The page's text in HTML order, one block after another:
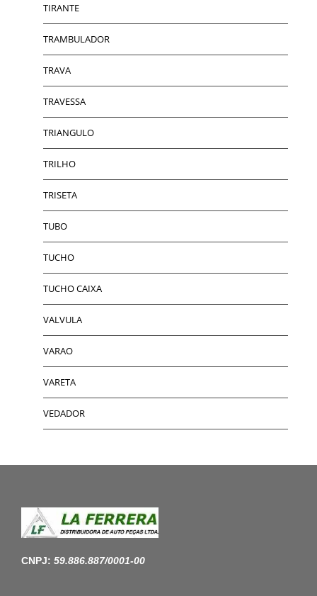
TIRANTE
TRAMBULADOR
TRAVA
TRAVESSA
TRIANGULO
TRILHO
TRISETA
TUBO
TUCHO
TUCHO CAIXA
VALVULA
VARAO
VARETA
VEDADOR
CNPJ: 59.886.887/0001-00